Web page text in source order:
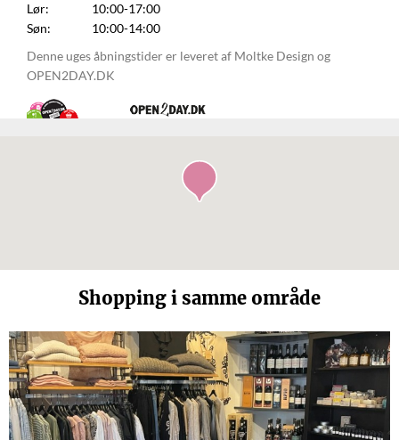
Lør:
10:00-17:00
Søn:
10:00-14:00
Denne uges åbningstider er leveret af Moltke Design og
OPEN2DAY.DK
Shopping i samme område